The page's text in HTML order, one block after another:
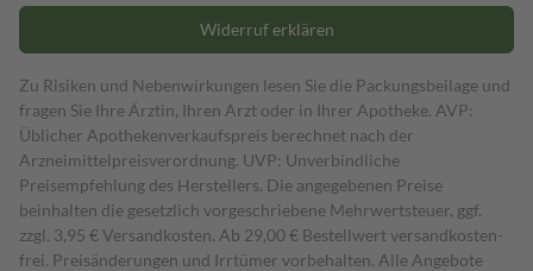
Widerruf erklären
Zu Risiken und Nebenwirkungen lesen Sie die Packungsbeilage und
fragen Sie Ihre Ärztin, Ihren Arzt oder in Ihrer Apotheke. AVP:
Üblicher Apothekenverkaufspreis berechnet nach der
Arzneimittelpreisverordnung. UVP: Unverbindliche
Preisempfehlung des Herstellers. Die angegebenen Preise
beinhalten die gesetzlich vorgeschriebene Mehrwertsteuer, ggf.
zzgl. 3,95 € Versandkosten. Ab 29,00 € Bestell­wert versand­kosten­
frei. Preisänderungen und Irrtümer vorbehalten. Alle Angebote